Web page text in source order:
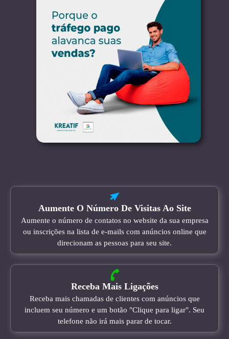
Aumente O Número De Visitas Ao Site
Aumente o número de contatos no website da sua empresa
ou inscrições na lista de e-mails com anúncios online que
direcionam as pessoas para seu site.
Receba Mais Ligações
Receba mais chamadas de clientes com anúncios que
incluem seu número e um botão "Clique para ligar". Seu
telefone não irá mais parar de tocar.